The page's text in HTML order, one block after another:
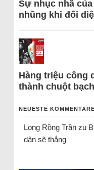
Sự nhục nhã
nhũng khi đối
Hàng triệu công
thành chuột
NEUESTE KOMMENTARE
Long Rồng Trầnzu
dân sẽ thắng